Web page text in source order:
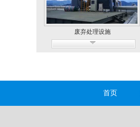
废弃处理设施
首页